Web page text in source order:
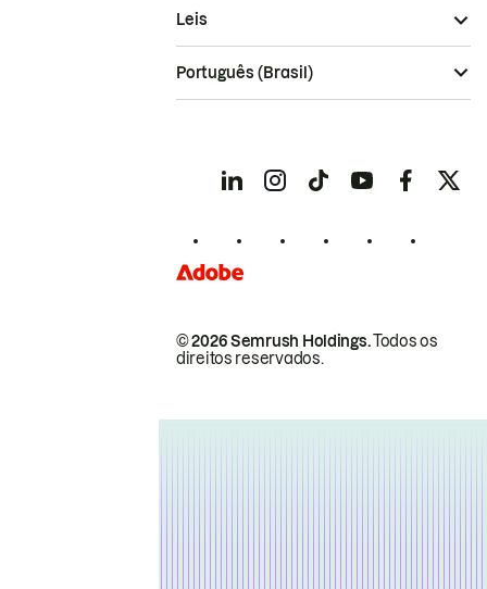
© 2026 Semrush Holdings.Todos os
direitos reservados.
Leis
Português (Brasil)